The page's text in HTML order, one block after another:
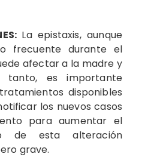
La epistaxis, aunque
frecuente durante el
afectar a la madre y
tanto, es importante
disponibles
los nuevos casos
para aumentar el
de esta alteración
grave.